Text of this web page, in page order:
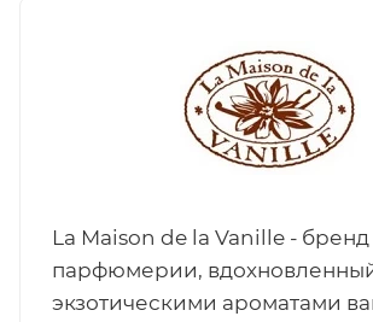
/ Нишевая
La Maison de la Vanille - бренд
парфюмерии,
экзотическими ароматами